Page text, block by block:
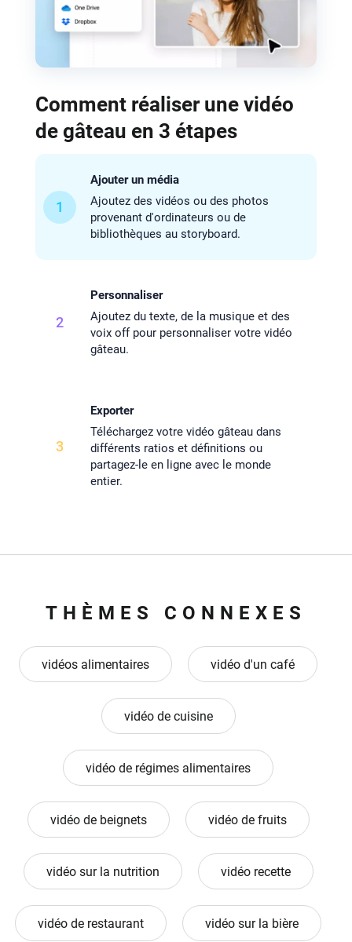
Comment réaliser une vidéo
de gâteau en 3 étapes
1
Ajouter un média
Ajoutez des vidéos ou des photos
provenant d'ordinateurs ou de
bibliothèques au storyboard.
2
Personnaliser
Ajoutez du texte, de la musique et des
voix off pour personnaliser votre vidéo
gâteau.
3
Exporter
Téléchargez votre vidéo gâteau dans
différents ratios et définitions ou
partagez-le en ligne avec le monde
entier.
THÈMES CONNEXES
vidéos alimentaires vidéo d'un café
vidéo de cuisine
vidéo de régimes alimentaires
vidéo de beignets vidéo de fruits
vidéo sur la nutrition vidéo recette
vidéo de restaurant vidéo sur la bière